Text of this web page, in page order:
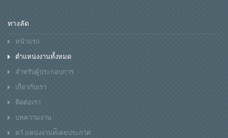
ทางลัด
หน้าแรก
ตำแหน่งงานทั้งหมด
สำหรับผู้ประกอบการ
เกี่ยวกับเรา
ติดต่อเรา
บทความงาน
ตาํ แหน่งงานท่ีเคยประกาศ